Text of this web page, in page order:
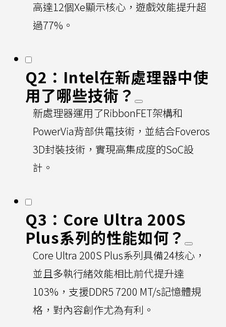
高達12個Xe顯示核心，遊戲效能提升超
過77%。
Q2：Intel在新處理器中使
用了哪些技術？
新處理器運用了RibbonFET架構和
PowerVia背部供電技術，並結合Foveros
3D封裝技術，實現高集成度的SoC設
計。
Q3：Core Ultra 200S
Plus系列的性能如何？
Core Ultra 200S Plus系列具備24核心，
並且多執行緒效能相比前代提升達
103%，支援DDR5 7200 MT/s記憶體規
格，對內容創作尤為有利。